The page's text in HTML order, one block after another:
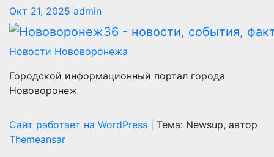
Окт 21, 2025 admin
Новости Нововоронежа
Городской информационный портал города
Нововоронеж
Сайт работает на WordPress
Тема: Newsup, автор
Themeansar